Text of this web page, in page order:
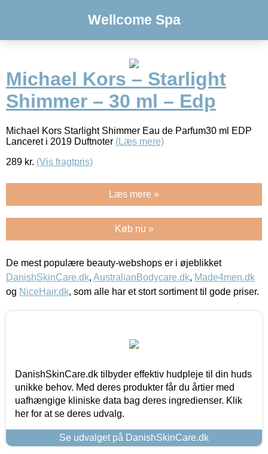
Wellcome Spa
Michael Kors – Starlight
Shimmer – 30 ml – Edp
Michael Kors Starlight Shimmer Eau de Parfum30 ml EDP
Lanceret i 2019 Duftnoter (Læs mere)
289 kr. (Vis fragtpris)
Læs mere »
Køb nu »
De mest populære beauty-webshops er i øjeblikket
DanishSkinCare.dk, AustralianBodycare.dk, Made4men.dk
og NiceHair.dk, som alle har et stort sortiment til gode priser.
DanishSkinCare.dk tilbyder effektiv hudpleje til din huds
unikke behov. Med deres produkter får du årtier med
uafhængige kliniske data bag deres ingredienser. Klik
her for at se deres udvalg.
Se udvalget på DanishSkinCare.dk